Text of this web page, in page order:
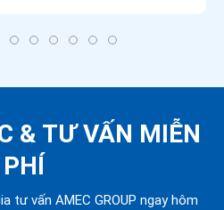
& TƯ VẤN MIỄN
PHÍ
tư vấn AMEC GROUP ngay hôm